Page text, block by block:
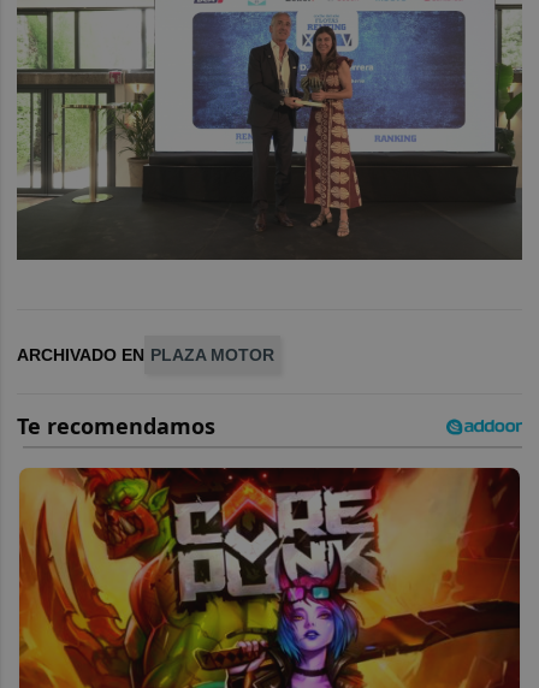
ARCHIVADO EN PLAZA MOTOR